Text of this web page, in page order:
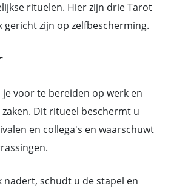
rituelen. Hier zijn drie Tarot
gericht zijn op zelfbescherming.
voor te bereiden op werk en
Dit ritueel beschermt u
en collega's en waarschuwt
nadert, schudt u de stapel en